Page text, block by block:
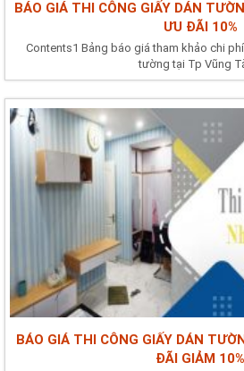
BÁO GIÁ THI CÔNG GIẤY DÁN
ƯU ĐÃI 10%
Contents1 Bảng báo giá tham khảo chi
tường tại Tp Vũng
BÁO GIÁ THI CÔNG GIẤY DÁN
ĐÃI GIẢM 10%